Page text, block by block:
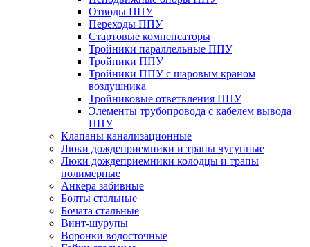
Отводы ППУ
Переходы ППУ
Стартовые компенсаторы
Тройники параллельные ППУ
Тройники ППУ
Тройники ППУ с шаровым краном
воздушника
Тройниковые ответвления ППУ
Элементы трубопровода с кабелем вывода
ППУ
Клапаны канализационные
Люки дождеприемники и трапы чугунные
Люки дождеприемники колодцы и трапы
полимерные
Анкера забивные
Болты стальные
Бочата стальные
Винт-шурупы
Воронки водосточные